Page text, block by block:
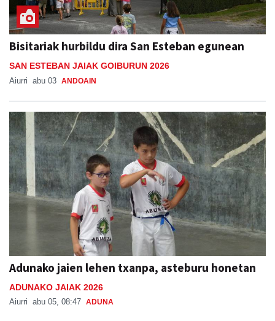
Bisitariak hurbildu dira San Esteban egunean
SAN ESTEBAN JAIAK GOIBURUN 2026
Aiurri abu 03 ANDOAIN
Adunako jaien lehen txanpa, asteburu honetan
ADUNAKO JAIAK 2026
Aiurri abu 05, 08:47 ADUNA